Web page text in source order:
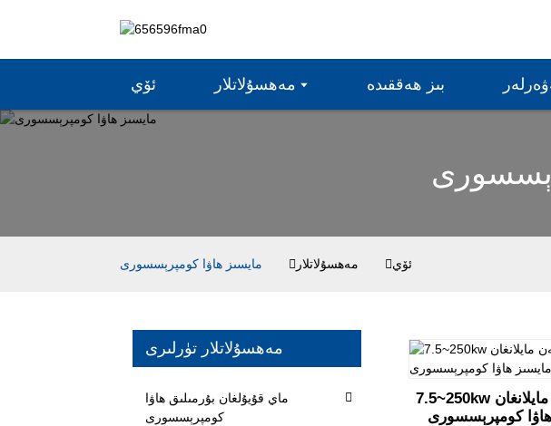
ئۆي مەھسۇلاتلار بىز ھەققىدە
ئۆي مەھسۇلاتلار مايسىز ھاۋا كومپرېسسورى
مەھسۇلاتلار تۈرلىرى
ماي قۇيۇلغان بۇرمىلىق ھاۋا
كومپرېسسورى
7.5~250kw سۇ بىلەن مايلانغان
كومپرېسسورى